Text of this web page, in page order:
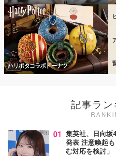
ハリポタコラボドーナツ
記事ラ
01 集英社、日向坂
発表 注意喚起
む対応を検討」